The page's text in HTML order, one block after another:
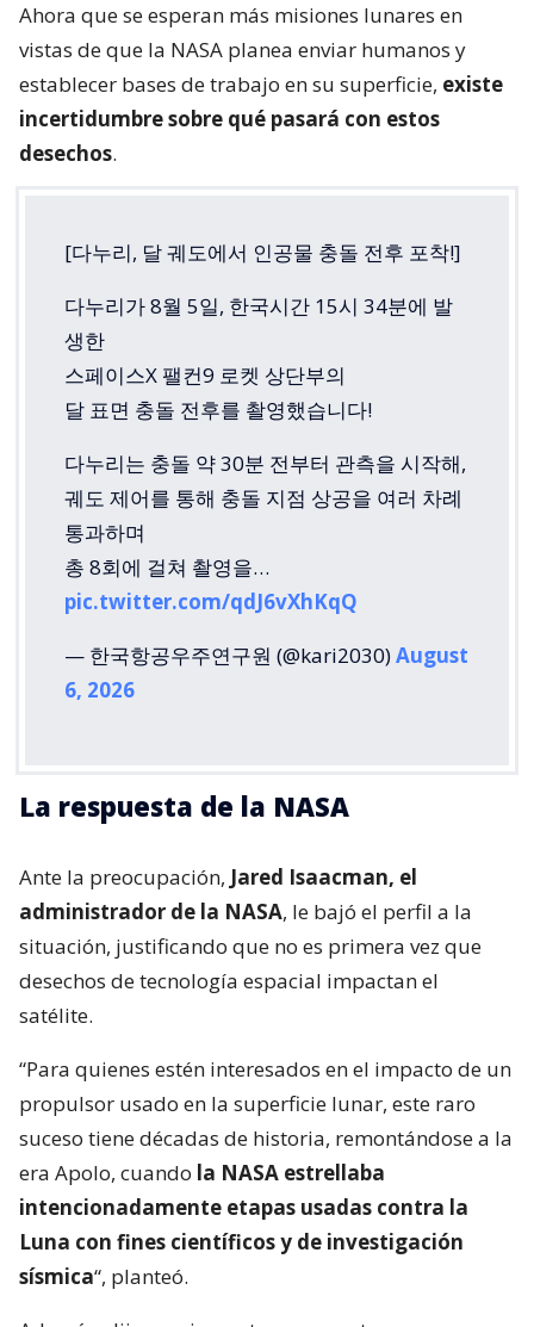
Ahora que se esperan más misiones lunares en
vistas de que la NASA planea enviar humanos y
establecer bases de trabajo en su superficie, existe
incertidumbre sobre qué pasará con estos
desechos.
[다누리, 달 궤도에서 인공물 충돌 전후 포착!]
다누리가 8월 5일, 한국시간 15시 34분에 발
생한
스페이스X 팰컨9 로켓 상단부의
달 표면 충돌 전후를 촬영했습니다!
다누리는 충돌 약 30분 전부터 관측을 시작해,
궤도 제어를 통해 충돌 지점 상공을 여러 차례
통과하며
총 8회에 걸쳐 촬영을…
pic.twitter.com/qdJ6vXhKqQ
— 한국항공우주연구원 (@kari2030)August
6, 2026
La respuesta de la NASA
Ante la preocupación, Jared Isaacman, el
administrador de la NASA, le bajó el perfil a la
situación, justificando que no es primera vez que
desechos de tecnología espacial impactan el
satélite.
“Para quienes estén interesados ​​en el impacto de un
propulsor usado en la superficie lunar, este raro
suceso tiene décadas de historia, remontándose a la
era Apolo, cuando la NASA estrellaba
intencionadamente etapas usadas contra la
Luna con fines científicos y de investigación
sísmica“, planteó.